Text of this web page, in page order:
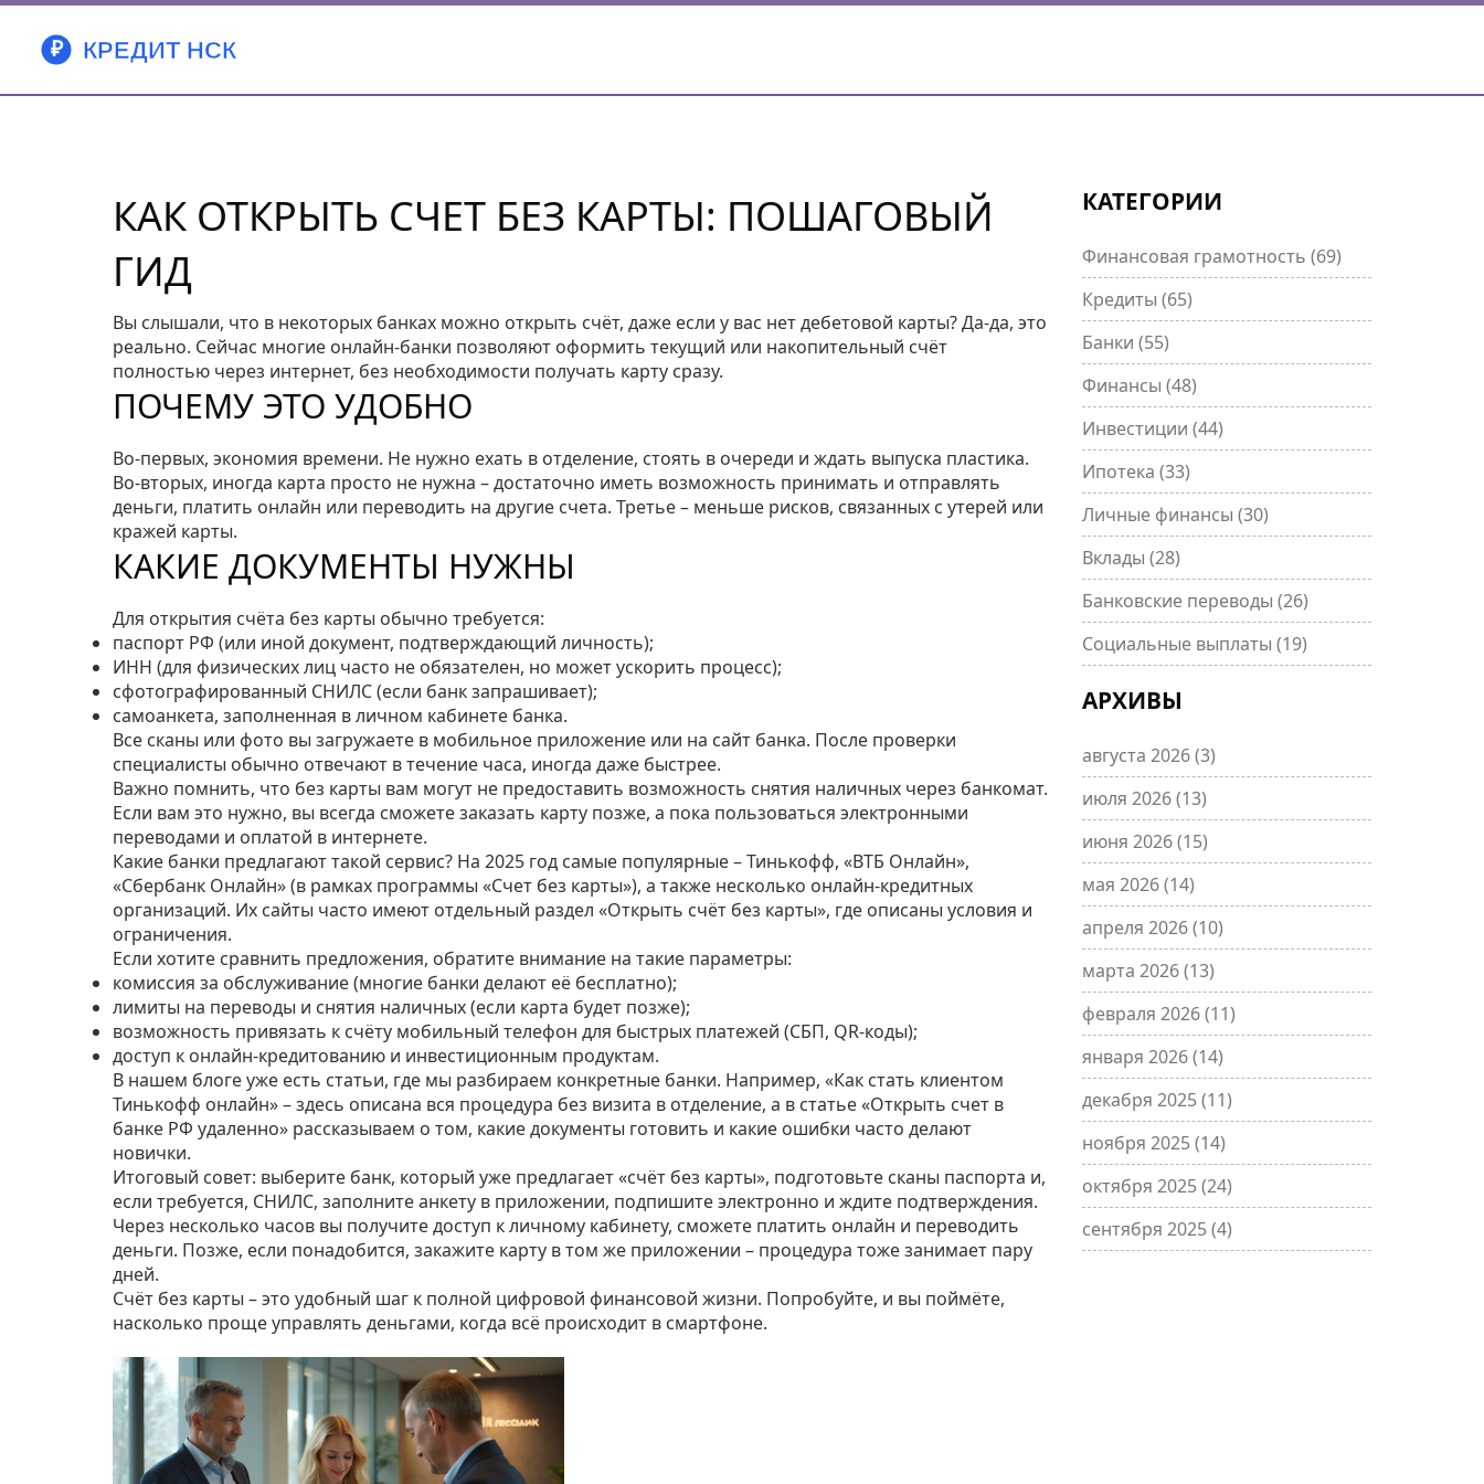
КАК ОТКРЫТЬ СЧЕТ БЕЗ КАРТЫ: ПОШАГОВЫЙ
ГИД
Вы слышали, что в некоторых банках можно открыть счёт, даже если у вас нет дебетовой карты? Да-да, это
реально. Сейчас многие онлайн‑банки позволяют оформить текущий или накопительный счёт
полностью через интернет, без необходимости получать карту сразу.
ПОЧЕМУ ЭТО УДОБНО
Во-первых, экономия времени. Не нужно ехать в отделение, стоять в очереди и ждать выпуска пластика.
Во‑вторых, иногда карта просто не нужна – достаточно иметь возможность принимать и отправлять
деньги, платить онлайн или переводить на другие счета. Третье – меньше рисков, связанных с утерей или
кражей карты.
КАКИЕ ДОКУМЕНТЫ НУЖНЫ
Для открытия счёта без карты обычно требуется:
паспорт РФ (или иной документ, подтверждающий личность);
ИНН (для физических лиц часто не обязателен, но может ускорить процесс);
сфотографированный СНИЛС (если банк запрашивает);
самоанкета, заполненная в личном кабинете банка.
Все сканы или фото вы загружаете в мобильное приложение или на сайт банка. После проверки
специалисты обычно отвечают в течение часа, иногда даже быстрее.
Важно помнить, что без карты вам могут не предоставить возможность снятия наличных через банкомат.
Если вам это нужно, вы всегда сможете заказать карту позже, а пока пользоваться электронными
переводами и оплатой в интернете.
Какие банки предлагают такой сервис? На 2025 год самые популярные – Тинькофф, «ВТБ Онлайн»,
«Сбербанк Онлайн» (в рамках программы «Счет без карты»), а также несколько онлайн‑кредитных
организаций. Их сайты часто имеют отдельный раздел «Открыть счёт без карты», где описаны условия и
ограничения.
Если хотите сравнить предложения, обратите внимание на такие параметры:
комиссия за обслуживание (многие банки делают её бесплатно);
лимиты на переводы и снятия наличных (если карта будет позже);
возможность привязать к счёту мобильный телефон для быстрых платежей (СБП, QR‑коды);
доступ к онлайн‑кредитованию и инвестиционным продуктам.
В нашем блоге уже есть статьи, где мы разбираем конкретные банки. Например, «Как стать клиентом
Тинькофф онлайн» – здесь описана вся процедура без визита в отделение, а в статье «Открыть счет в
банке РФ удаленно» рассказываем о том, какие документы готовить и какие ошибки часто делают
новички.
Итоговый совет: выберите банк, который уже предлагает «счёт без карты», подготовьте сканы паспорта и,
если требуется, СНИЛС, заполните анкету в приложении, подпишите электронно и ждите подтверждения.
Через несколько часов вы получите доступ к личному кабинету, сможете платить онлайн и переводить
деньги. Позже, если понадобится, закажите карту в том же приложении – процедура тоже занимает пару
дней.
Счёт без карты – это удобный шаг к полной цифровой финансовой жизни. Попробуйте, и вы поймёте,
насколько проще управлять деньгами, когда всё происходит в смартфоне.
КАТЕГОРИИ
Финансовая грамотность (69)
Кредиты (65)
Банки (55)
Финансы (48)
Инвестиции (44)
Ипотека (33)
Личные финансы (30)
Вклады (28)
Банковские переводы (26)
Социальные выплаты (19)
АРХИВЫ
августа 2026(3)
июля 2026(13)
июня 2026(15)
мая 2026(14)
апреля 2026(10)
марта 2026(13)
февраля 2026(11)
января 2026(14)
декабря 2025(11)
ноября 2025(14)
октября 2025(24)
сентября 2025(4)